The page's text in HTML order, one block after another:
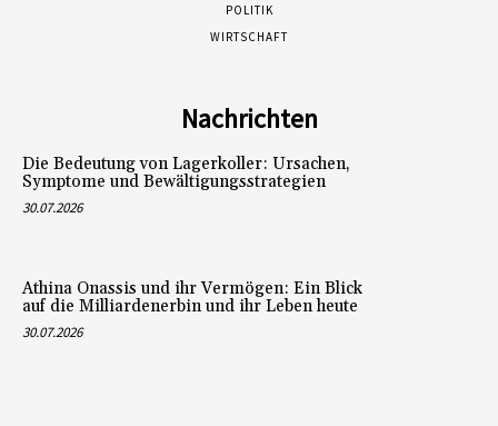
POLITIK
WIRTSCHAFT
Nachrichten
Die Bedeutung von Lagerkoller: Ursachen,
Symptome und Bewältigungsstrategien
30.07.2026
Athina Onassis und ihr Vermögen: Ein Blick
auf die Milliardenerbin und ihr Leben heute
30.07.2026